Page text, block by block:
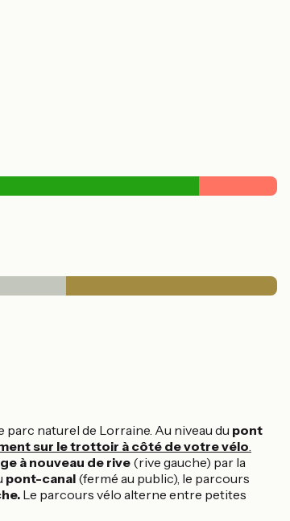
parc naturel de Lorraine. Au niveau du pont
sur le trottoir à côté de votre vélo.
à nouveau de rive (rive gauche) par la
pont-canal (fermé au public), le parcours
Le parcours vélo alterne entre petites